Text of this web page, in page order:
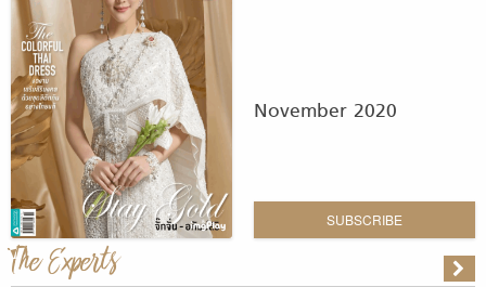
November 2020
SUBSCRIBE
The Experts